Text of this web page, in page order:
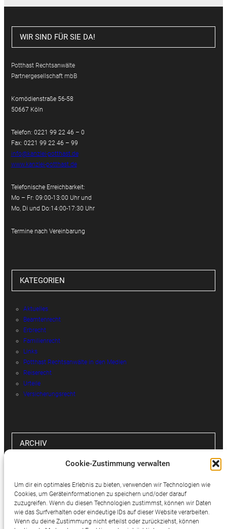
Cookie-Zustimmung verwalten
Um dir ein optimales Erlebnis zu bieten, verwenden wir Technologien wie
Cookies, um Geräteinformationen zu speichern und/oder darauf
zuzugreifen. Wenn du diesen Technologien zustimmst, können wir Daten
wie das Surfverhalten oder eindeutige IDs auf dieser Website verarbeiten.
Wenn du deine Zustimmung nicht erteilst oder zurückziehst, können
WIR SIND FÜR SIE DA!
Potthast Rechtsanwälte
Partnergesellschaft mbB
Komödienstraße 56-58
50667 Köln
Telefon: 0221 99 22 46 – 0
Fax: 0221 99 22 46 – 99
info@kanzlei-potthast.de
www.kanzlei-potthast.de
Telefonische Erreichbarkeit:
Mo – Fr: 09:00-13:00 Uhr und
Mo, Di und Do:14:00-17:30 Uhr
Termine nach Vereinbarung
KATEGORIEN
Aktuelles
Beamtenrecht
Erbrecht
Familienrecht
Links
Potthast Rechtsanwälte in den Medien
Reiserecht
Urteile
Versicherungsrecht
ARCHIV
SOCIAL MEDIA